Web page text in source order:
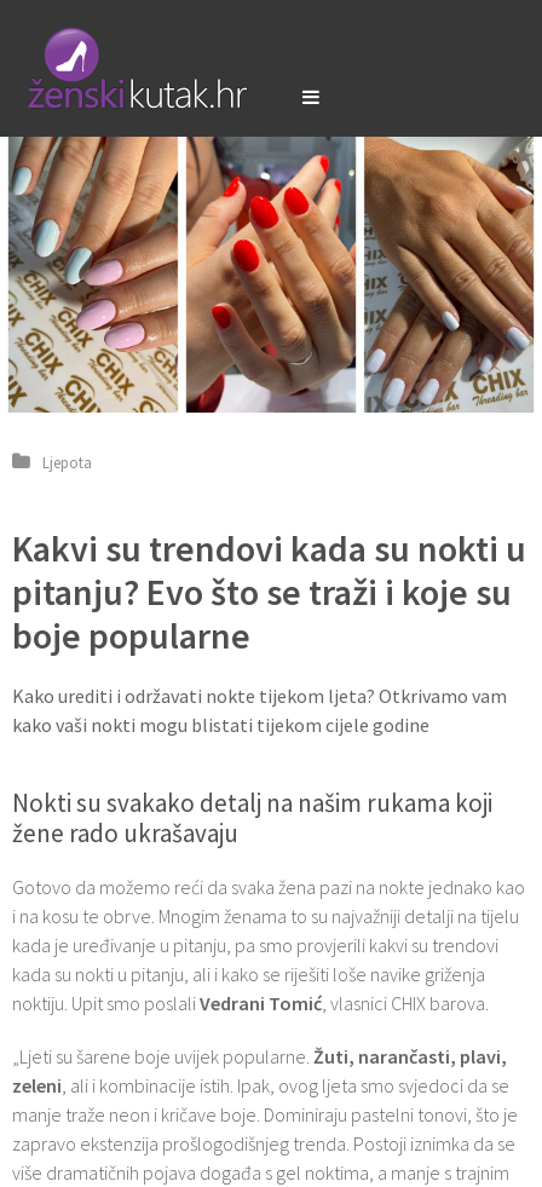
Ljepota
Kakvi su trendovi kada su nokti u
pitanju? Evo što se traži i koje su
boje popularne
Kako urediti i održavati nokte tijekom ljeta? Otkrivamo vam
kako vaši nokti mogu blistati tijekom cijele godine
Nokti su svakako detalj na našim rukama koji
žene rado ukrašavaju
Gotovo da možemo reći da svaka žena pazi na nokte jednako kao
i na kosu te obrve. Mnogim ženama to su najvažniji detalji na tijelu
kada je uređivanje u pitanju, pa smo provjerili kakvi su trendovi
kada su nokti u pitanju, ali i kako se riješiti loše navike griženja
noktiju. Upit smo poslaliVedrani Tomić , vlasnici CHIX barova.
„Ljeti su šarene boje uvijek popularne. Žuti, narančasti, plavi,
zeleni , ali i kombinacije istih. Ipak, ovog ljeta smo svjedoci da se
manje traže neon i kričave boje. Dominiraju pastelni tonovi, što je
zapravo ekstenzija prošlogodišnjeg trenda. Postoji iznimka da se
više dramatičnih pojava događa s gel noktima, a manje s trajnim